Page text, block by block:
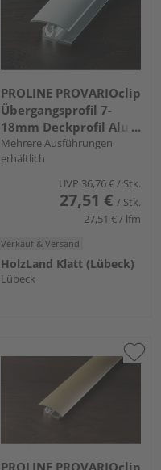
PROLINE PROVARIOclip
Übergangsprofil 7-
18mm Deckprofil Alu
eloxiert gebürstet
Mehrere Ausführungen
erhältlich
UVP 36,76 €/ Stk.
27,51 € / Stk.
27,51 € / lfm
Verkauf & Versand
HolzLand Klatt (Lübeck)
Lübeck